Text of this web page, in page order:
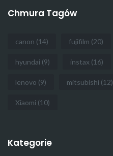
Chmura Tagów
canon (14) fujifilm (20)
hyundai (9) instax (16)
lenovo (9) mitsubishi (12)
Xiaomi (10)
Kategorie